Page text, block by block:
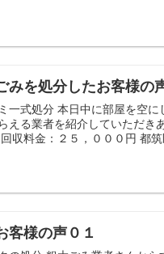
みを処分したお客様の
一式処分 本日中に部屋を空
える業者を紹介していただき
収料金：２５，０００円 都筑
客様の声０１